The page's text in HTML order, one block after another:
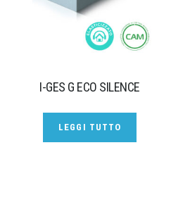
I-GES G ECO SILENCE
LEGGI TUTTO